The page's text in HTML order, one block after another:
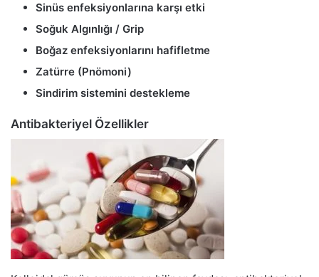
Sinüs enfeksiyonlarına karşı etki
Soğuk Algınlığı / Grip
Boğaz enfeksiyonlarını hafifletme
Zatürre (Pnömoni)
Sindirim sistemini destekleme
Antibakteriyel Özellikler